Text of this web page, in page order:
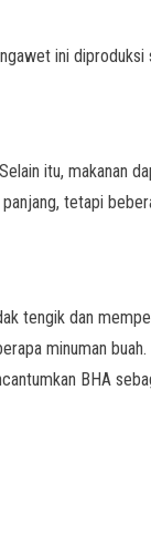
ini
itu, makanan
tetapi
tengik dan
minuman
BHA